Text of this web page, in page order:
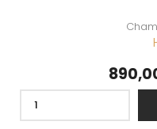
Prix